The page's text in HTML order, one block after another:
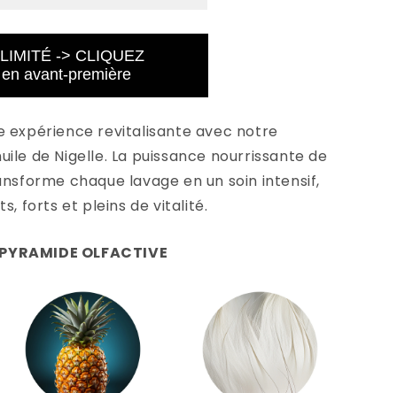
-> CLIQUEZ
avant-première
expérience revitalisante avec notre
de Nigelle. La puissance nourrissante de
chaque lavage en un soin intensif,
forts et pleins de vitalité.
OLFACTIVE